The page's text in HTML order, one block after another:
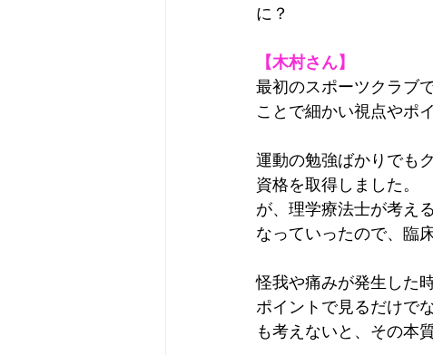
に？
【木村さん】
最初のスポーツクラブ
ことで細かい視点やポ
運動の勉強ばかりでも
資格を取得しました。
が、理学療法士が考え
なっていったので、臨
怪我や痛みが発生した
ポイントで見るだけで
も考えないと、その本